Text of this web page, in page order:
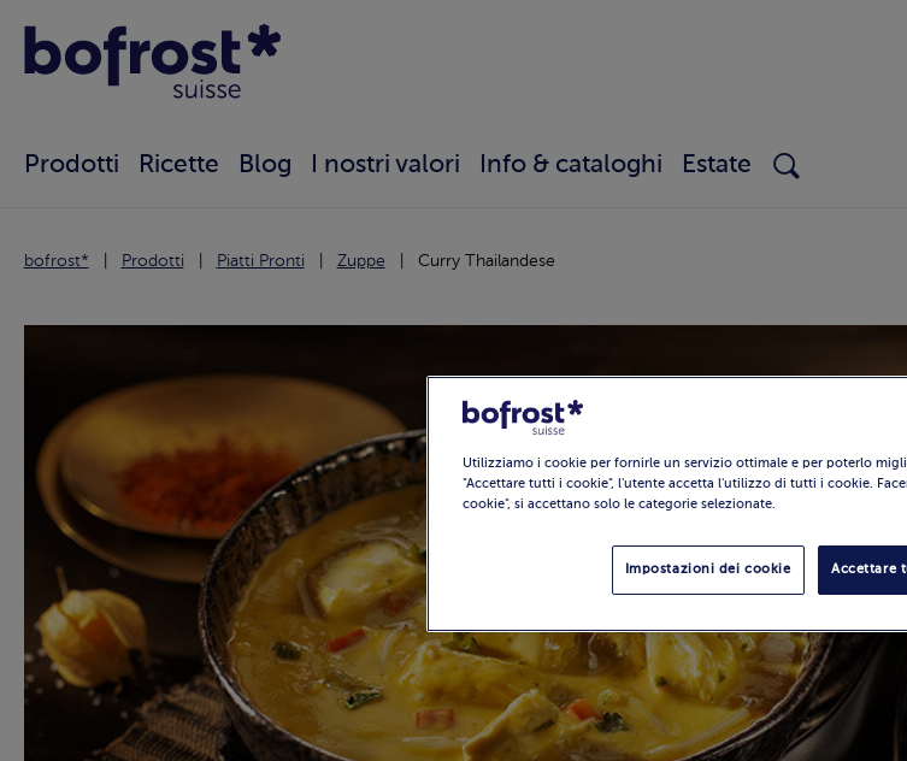
Prodotti Ricette Blog I nostri valori Info & cataloghi Estate
bofrost* Prodotti Piatti Pronti Zuppe Curry Thailandese
Utilizziamo i cookie per fornirle un servizio ottimale e per poterlo
"Accettare tutti i cookie", l'utente accetta l'utilizzo di tutti i cookie.
cookie", si accettano solo le categorie selezionate.
Accettare
Impostazioni dei cookie